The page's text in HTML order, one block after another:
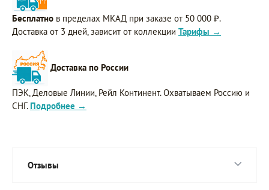
Бесплатно в пределах МКАД при заказе от 50 000 ₽.
Доставка от 3 дней, зависит от коллекции Тарифы →
Доставка по России
ПЭК, Деловые Линии, Рейл Континент. Охватываем Россию и
СНГ. Подробнее →
Отзывы